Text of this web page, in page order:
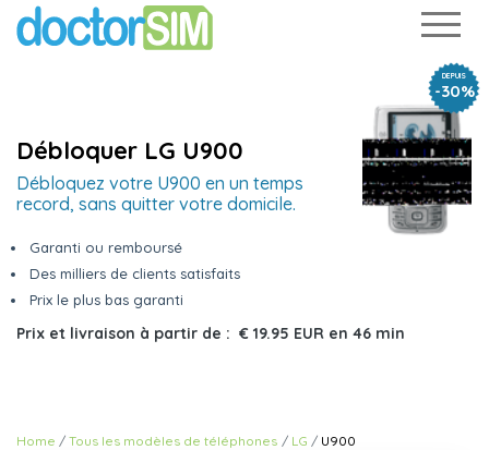
DEPUIS
-30%
Débloquer LG U900
Débloquez votre U900 en un temps
record, sans quitter votre domicile.
Garanti ou remboursé
Des milliers de clients satisfaits
Prix le plus bas garanti
Prix et livraison à partir de : € 19.95 EUR en 46 min
Home Tous les modèles de téléphones LG U900